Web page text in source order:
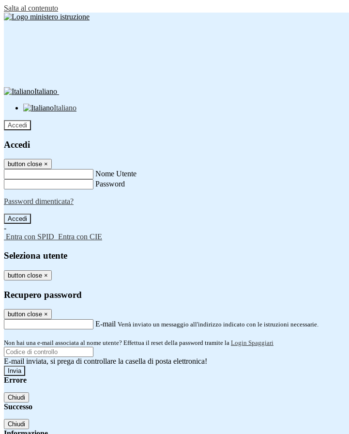
Salta al contenuto
Italiano
Italiano
Accedi
Accedi
button close ×
Nome Utente
Password
Password dimenticata?
-
Entra con SPID Entra con CIE
Seleziona utente
button close ×
Recupero password
button close ×
E-mail Verrà inviato un messaggio all'indirizzo indicato con le istruzioni necessarie.
Non hai una e-mail associata al nome utente? Effettua il reset della password tramite la Login Spaggiari
E-mail inviata, si prega di controllare la casella di posta elettronica!
Errore
Chiudi
Successo
Chiudi